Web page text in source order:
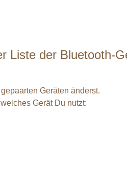
Liste der Bluetooth-
Geräten änderst.
Gerät Du nutzt: